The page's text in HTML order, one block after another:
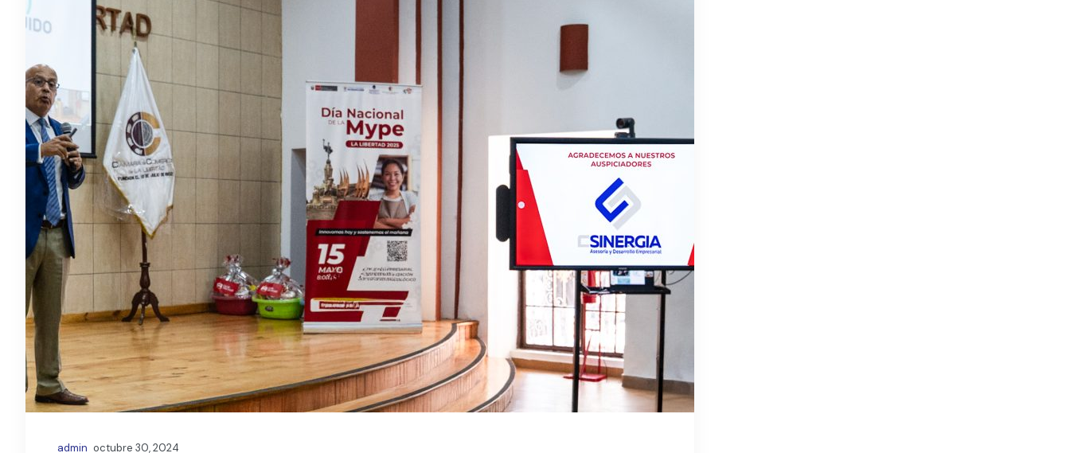
admin octubre 30, 2024